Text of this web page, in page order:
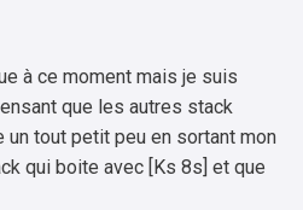
à ce moment mais je suis
que les autres stack
un tout petit peu en sortant mon
qui boite avec [Ks 8s] et que